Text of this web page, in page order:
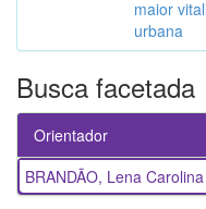
maior
urbana
Busca facetada
Orientador
BRANDÃO, Lena